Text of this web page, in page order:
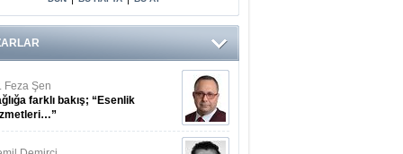
Tedavisi Aldı
Feza Şen
farklı bakış; “Esenlik